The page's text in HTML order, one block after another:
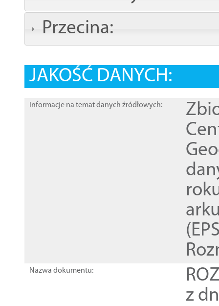
Przecina:
JAKOŚĆ DANYCH:
Informacje na temat danych źródłowych:
Nazwa dokumentu:
z